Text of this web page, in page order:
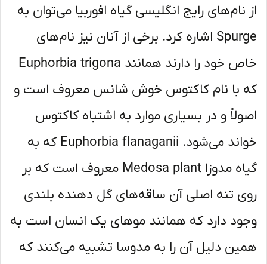
نام‌های رایج انگلیسی گیاه افوربیا می‌توان به
Spurge اشاره کرد. برخی از آنان نیز نام‌های
خاص خود را دارند همانند Euphorbia trigona
با نام کاکتوس خوش شانس معروف است و
و در بسیاری موارد به اشتباه کاکتوس
خواند می‌شود. Euphorbia flanaganii که به
گیاه مدوزا Medosa plant معروف است که بر
تنه اصلی آن ساقه‌های گل دهنده بلندی
دارد که همانند موهای یک انسان است به
دلیل آن را به مدوسا تشبیه می‌کنند که